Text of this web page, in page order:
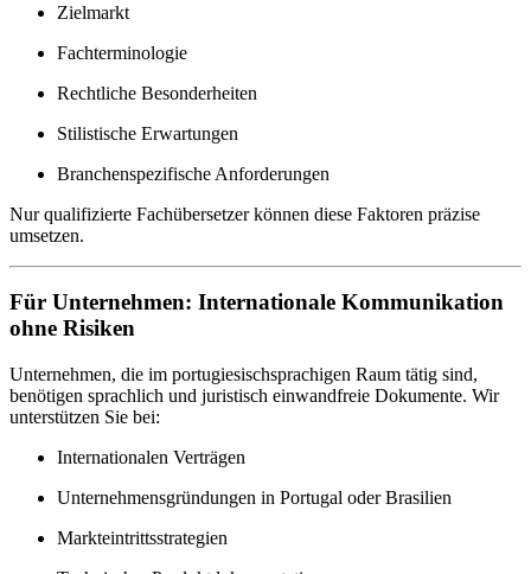
Zielmarkt
Fachterminologie
Rechtliche Besonderheiten
Stilistische Erwartungen
Branchenspezifische Anforderungen
Nur qualifizierte Fachübersetzer können diese Faktoren präzise
umsetzen.
Für Unternehmen: Internationale Kommunikation
ohne Risiken
Unternehmen, die im portugiesischsprachigen Raum tätig sind,
benötigen sprachlich und juristisch einwandfreie Dokumente. Wir
unterstützen Sie bei:
Internationalen Verträgen
Unternehmensgründungen in Portugal oder Brasilien
Markteintrittsstrategien